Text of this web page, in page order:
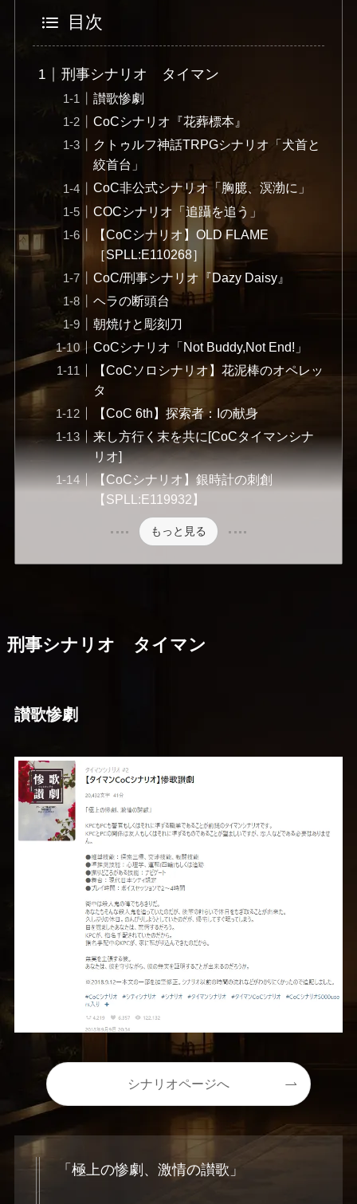
目次
刑事シナリオ タイマン
讃歌惨劇
CoCシナリオ『花葬標本』
クトゥルフ神話TRPGシナリオ「犬首と
絞首台」
CoC非公式シナリオ「胸臆、溟渤に」
COCシナリオ「追躡を追う」
【CoCシナリオ】OLD FLAME
［SPLL:E110268］
CoC/刑事シナリオ『Dazy Daisy』
ヘラの断頭台
朝焼けと彫刻刀
CoCシナリオ「Not Buddy,Not End!」
【CoCソロシナリオ】花泥棒のオペレッ
タ
【CoC 6th】探索者：Iの献身
来し方行く末を共に[CoCタイマンシナ
リオ]
【CoCシナリオ】銀時計の刺創
【SPLL:E119932】
もっと見る
刑事シナリオ タイマン
讃歌惨劇
シナリオページへ
「極上の惨劇、激情の讃歌」